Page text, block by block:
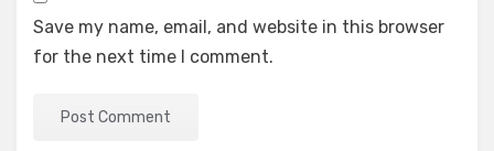
Save my name, email, and website in this browser
for the next time I comment.